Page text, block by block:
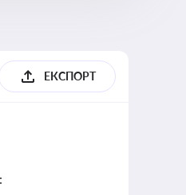
ЕКСПОРТ